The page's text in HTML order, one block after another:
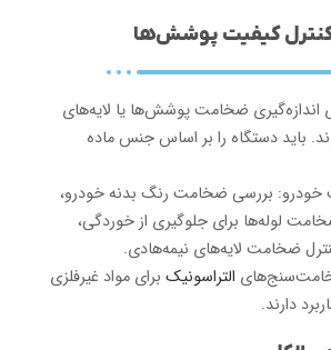
کیفیت پوشش‌ها
ضخامت پوشش‌ها یا لایه‌های
باید دستگاه را بر اساس جنس ماده
خودرو: بررسی ضخامت رنگ بدنه خودرو،
لوله‌ها برای جلوگیری از خوردگی،
ضخامت لایه‌های نیمه‌هادی.
التراسونیک برای مواد غیرفلزی
دارند.